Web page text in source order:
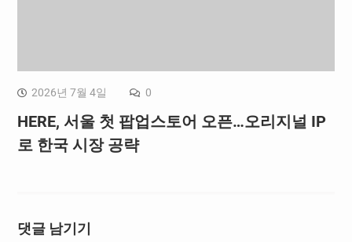
2026년 7월 4일 0
HERE, 서울 첫 팝업스토어 오픈…오리지널 IP
로 한국 시장 공략
댓글 남기기